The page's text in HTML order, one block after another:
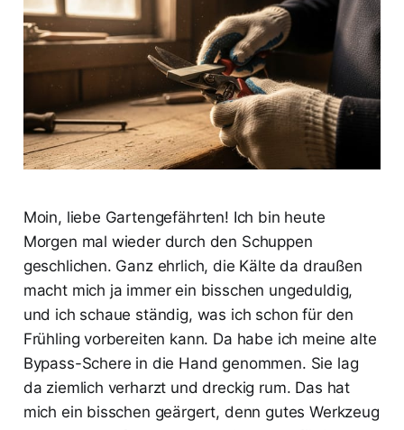
Moin, liebe Gartengefährten! Ich bin heute
Morgen mal wieder durch den Schuppen
geschlichen. Ganz ehrlich, die Kälte da draußen
macht mich ja immer ein bisschen ungeduldig,
und ich schaue ständig, was ich schon für den
Frühling vorbereiten kann. Da habe ich meine alte
Bypass-Schere in die Hand genommen. Sie lag
da ziemlich verharzt und dreckig rum. Das hat
mich ein bisschen geärgert, denn gutes Werkzeug